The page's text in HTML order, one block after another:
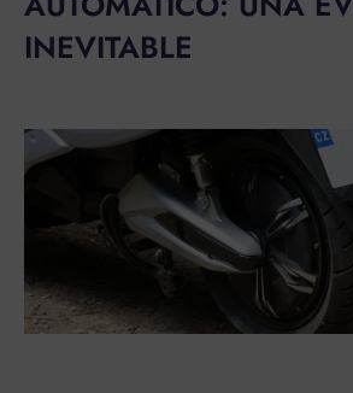
INEVITABLE